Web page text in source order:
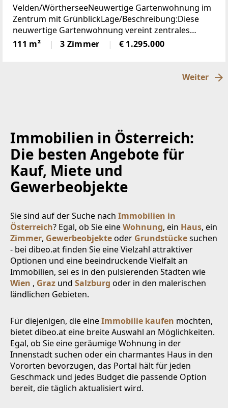
Velden/WörtherseeNeuwertige Gartenwohnung im
Zentrum mit GrünblickLage/Beschreibung:Diese
neuwertige Gartenwohnung vereint zentrales
Wohnen mit einer außergewöhnlich ruhigen Lage
im Herzen von Velden am Wörthersee. Sämtliche
111 m² 3 Zimmer € 1.295.000
Weiter
Immobilien in Österreich:
Die besten Angebote für
Kauf, Miete und
Gewerbeobjekte
Sie sind auf der Suche nach Immobilien in
Österreich? Egal, ob Sie eineWohnung, ein Haus, ein
Zimmer, Gewerbeobjekteoder Grundstückesuchen
- bei dibeo.at finden Sie eine Vielzahl attraktiver
Optionen und eine beeindruckende Vielfalt an
Immobilien, sei es in den pulsierenden Städten wie
Wien , Graz und Salzburg oder in den malerischen
ländlichen Gebieten.
Für diejenigen, die eineImmobilie kaufen möchten,
bietet dibeo.at eine breite Auswahl an Möglichkeiten.
Egal, ob Sie eine geräumige Wohnung in der
Innenstadt suchen oder ein charmantes Haus in den
Vororten bevorzugen, das Portal hält für jeden
Geschmack und jedes Budget die passende Option
bereit, die täglich aktualisiert wird.